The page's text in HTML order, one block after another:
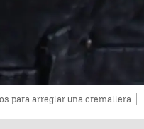
para arreglar una cremallera